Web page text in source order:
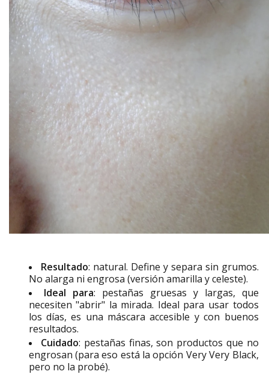
Resultado: natural. Define y separa sin grumos.
No alarga ni engrosa (versión amarilla y celeste).
Ideal para: pestañas gruesas y largas, que
necesiten "abrir" la mirada. Ideal para usar todos
los días, es una máscara accesible y con buenos
resultados.
Cuidado: pestañas finas, son productos que no
engrosan (para eso está la opción Very Very Black,
pero no la probé).